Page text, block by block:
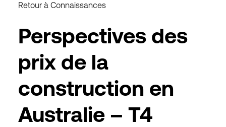
Retour à Connaissances
Perspectives des
prix de la
construction en
Australie – T4